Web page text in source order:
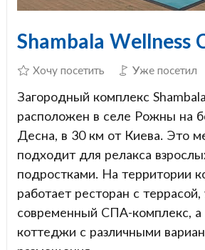
Shambala Wellness
Хочу посетить Уже посетил
Загородный комплекс
расположен в селе Рожны на
Десна, в 30 км от Киева. Это
подходит для релакса
подростками. На территории
работает ресторан с
современный СПА-комплекс, а
коттеджи с различными